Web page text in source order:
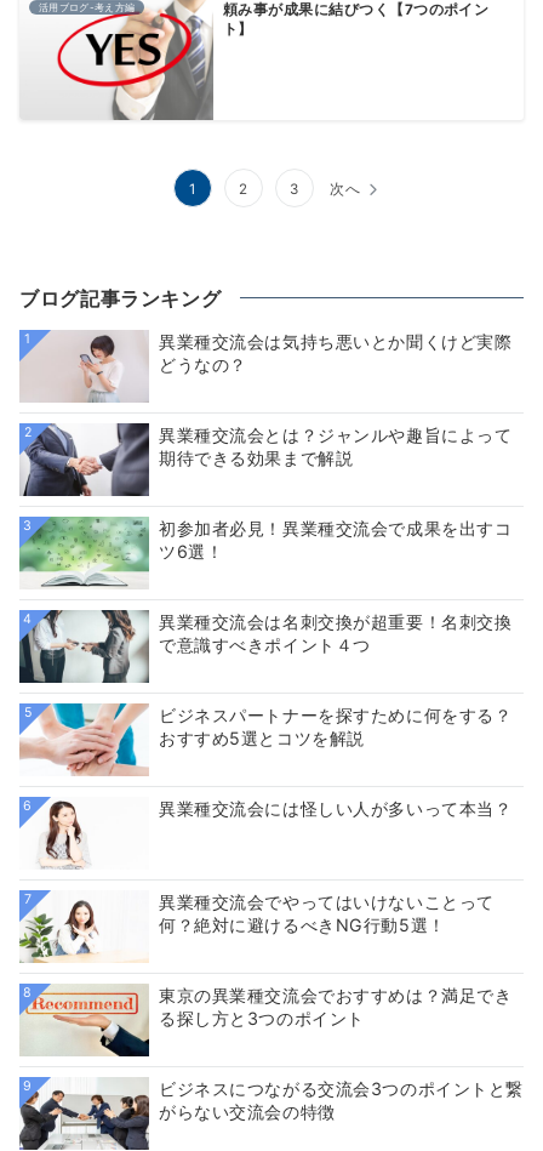
活用ブログ-考え方編
頼み事が成果に結びつく【7つのポイン
ト】
ペ
ー
送
り
1 2 3 次へ
ブログ記事ランキング
1
異業種交流会は気持ち悪いとか聞くけど実際
どうなの？
2
異業種交流会とは？ジャンルや趣旨によって
期待できる効果まで解説
3
初参加者必見！異業種交流会で成果を出すコ
ツ6選！
4
異業種交流会は名刺交換が超重要！名刺交換
で意識すべきポイント４つ
5
ビジネスパートナーを探すために何をする？
おすすめ5選とコツを解説
6 異業種交流会には怪しい人が多いって本当？
7
異業種交流会でやってはいけないことって
何？絶対に避けるべきNG行動5選！
8
東京の異業種交流会でおすすめは？満足でき
る探し方と3つのポイント
9
ビジネスにつながる交流会3つのポイントと繋
がらない交流会の特徴